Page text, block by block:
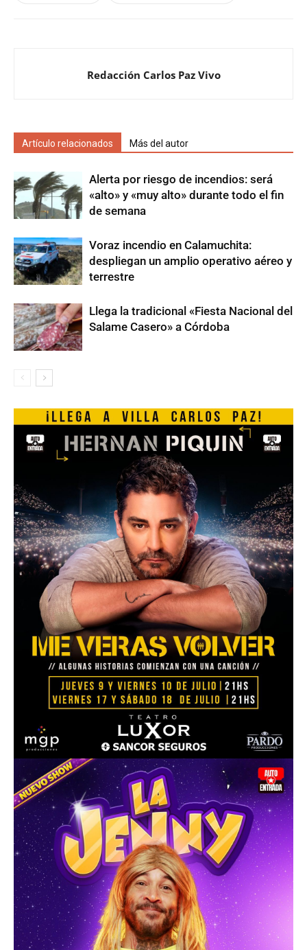
Redacción Carlos Paz Vivo
Artículo relacionados Más del autor
Alerta por riesgo de incendios: será
«alto» y «muy alto» durante todo el fin
de semana
Voraz incendio en Calamuchita:
despliegan un amplio operativo aéreo y
terrestre
Llega la tradicional «Fiesta Nacional del
Salame Casero» a Córdoba